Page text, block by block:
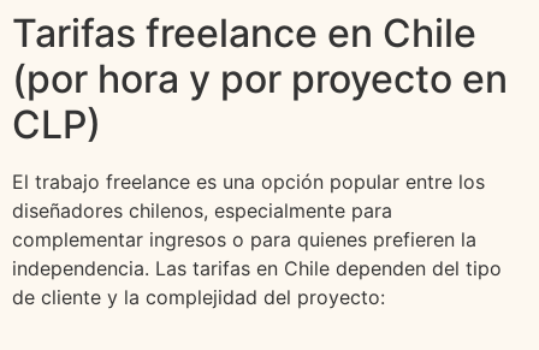
Tarifas freelance en Chile
(por hora y por proyecto en
CLP)
El trabajo freelance es una opción popular entre los
diseñadores chilenos, especialmente para
complementar ingresos o para quienes prefieren la
independencia. Las tarifas en Chile dependen del tipo
de cliente y la complejidad del proyecto: